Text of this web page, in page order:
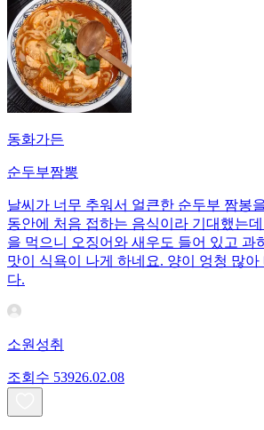
동화가든
순두부짬뽕
날씨가 너무 추워서 얼큰한 순두부 짬봉
동안에 처음 접하는 음식이라 기대했는
을 먹으니 오징어와 새우도 들어 있고 과
맛이 식욕이 나게 하네요. 양이 엉청 많아
다.
소원성취
조회수 53926.02.08